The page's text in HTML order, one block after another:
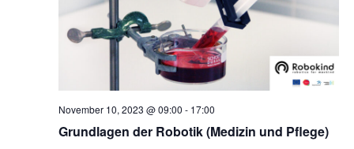
Grundlagen der Robotik (Medizin und Pflege)
November 10, 2023 @ 09:00 - 17:00